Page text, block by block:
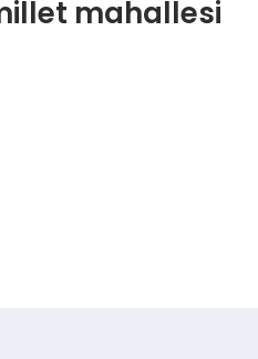
mahallesi